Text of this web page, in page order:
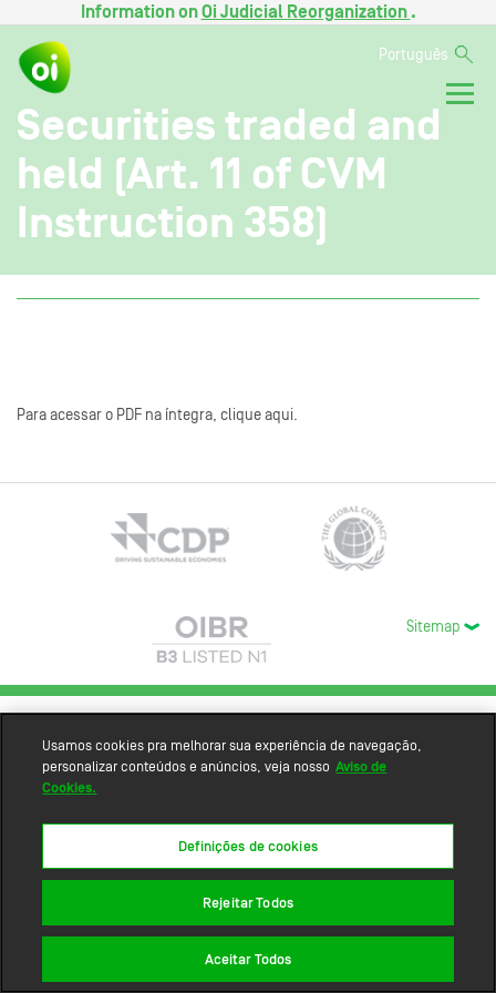
Information onOi Judicial Reorganization .
Português
Securities traded and
held (Art. 11 of CVM
Instruction 358)
Para acessar o PDF na íntegra, clique aqui.
Sitemap
Usamos cookies pra melhorar sua experiência de navegação,
personalizar conteúdos e anúncios, veja nosso Aviso de
Cookies.
Definições de cookies
Rejeitar Todos
Aceitar Todos